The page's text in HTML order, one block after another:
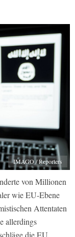
IMAGO / Reporters
von Millionen
wie EU-Ebene
Attentaten
allerdings